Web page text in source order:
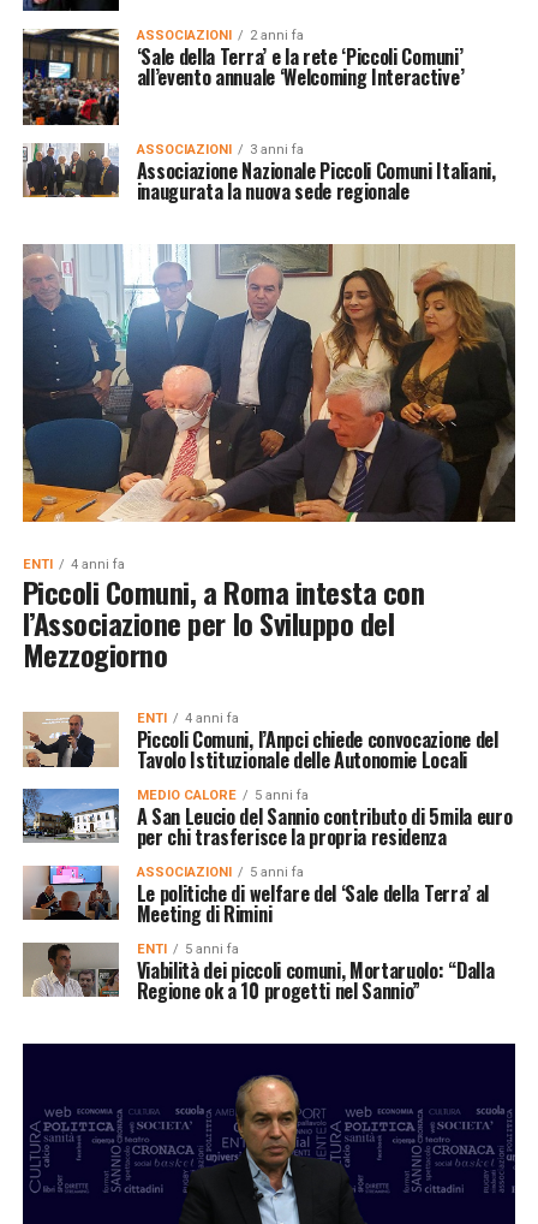
ASSOCIAZIONI 2 anni fa
‘Sale della Terra’ e la rete ‘Piccoli Comuni’
all’evento annuale ‘Welcoming Interactive’
ASSOCIAZIONI 3 anni fa
Associazione Nazionale Piccoli Comuni Italiani,
inaugurata la nuova sede regionale
ENTI 4 anni fa
Piccoli Comuni, a Roma intesta con
l’Associazione per lo Sviluppo del
Mezzogiorno
ENTI 4 anni fa
Piccoli Comuni, l’Anpci chiede convocazione del
Tavolo Istituzionale delle Autonomie Locali
MEDIO CALORE 5 anni fa
A San Leucio del Sannio contributo di 5mila euro
per chi trasferisce la propria residenza
ASSOCIAZIONI 5 anni fa
Le politiche di welfare del ‘Sale della Terra’ al
Meeting di Rimini
ENTI 5 anni fa
Viabilità dei piccoli comuni, Mortaruolo: “Dalla
Regione ok a 10 progetti nel Sannio”